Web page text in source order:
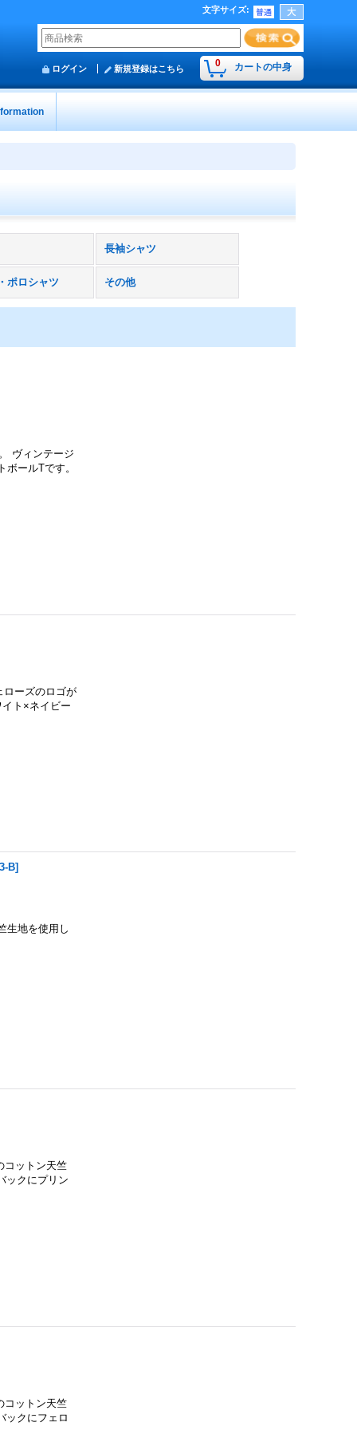
文字サイズ:
0 カートの中身
ログイン 新規登録はこちら
長袖シャツ
ポロシャツ その他
ヴィンテージ
ールTです。
ローズのロゴが
ト×ネイビー
B]
生地を使用し
コットン天竺
ックにプリン
コットン天竺
ックにフェロ